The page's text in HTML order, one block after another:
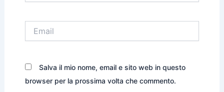
Salva il mio nome, email e sito web in questo
browser per la prossima volta che commento.